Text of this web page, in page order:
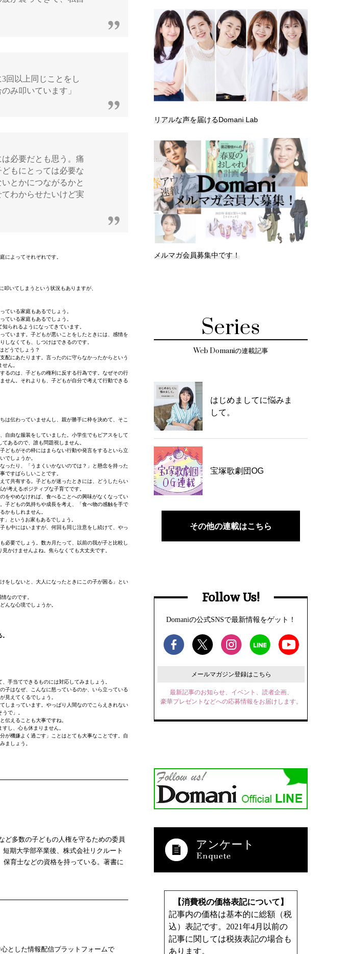
回以上同じことをし
み叩いています」
必要だとも思う。痛
もにとっては必要な
とかにつながるかと
わからせたいけど実
によってそれぞれです。
いてしまうという状況もありますが、
ている家庭もあるでしょう。
ている家庭もあるでしょう。
られるようになってきています。
ています。子どもが悪いことをしたときには、感情を
しなくても、しつけはできるのです。
どうでしょう？
配にあたります。言ったのに守らなかったからという
ん。
るのは、子どもの権利に反する行為です。なぜその行
せん。それよりも、子どもが自分で考えて行動できる
は伝わっていませんし、親が勝手に枠を決めて、そこ
自由な服装をしていました。小学生でもピアスをして
あるので、誰も問題視しません。
どもがその枠にはまらない行動や発言をするといら立
でしょうか。
ったり、「うまくいかないのでは？」と懸念を持った
ですばらしいことです。
て共有する。子どもが迷ったときには、どうしたらい
考えるポジティブな子育てです。
をやめなければ、食べることへの興味がなくなってい
子どもの気持ちや成長を考え、「食べ物の感触を手で
かもしれません。
」というお家もあるでしょう。
も中にはいますが、何回も同じ注意をし続けて、やっ
必要でしょう。数カ月たって、以前の我が子と比較し
かけませんよね。焦らなくても大丈夫です。
をしないと、大人になったときにこの子が困る」とい
なのです。
んな心境でしょうか。
手当てできるものには対応してみましょう。
子はなぜ、こんなに怒っているのか、いら立っている
見えてくるでしょう。
しまっています。やっぱり人間なのでこらえきれない
で」。
伝えることも大事ですね。
し、心も休まりません。
が機嫌よく過ごす」ことはとても大事なことです。自
ましょう。
ど多数の子どもの人権を守るための委員
期大学部卒業後、株式会社リクルート
育士などの資格を持っている。著書に
とした情報配信プラットフォームで
リアルな声を届けるDomani Lab
メルマガ会員募集中です！
Series
Web Domaniの連載記事
はじめましてに悩みま
して。
宝塚歌劇団OG
その他の連載はこちら
Follow Us!
Domaniの公式SNSで最新情報をゲット！
メールマガジン登録はこちら
最新記事のお知らせ、イベント、読者企画、
豪華プレゼントなどへの応募情報をお届けします。
アンケート
【消費税の価格表記について】
記事内の価格は基本的に総額（税
込）表記です。2021年4月以前の
記事に関しては税抜表記の場合も
あります。